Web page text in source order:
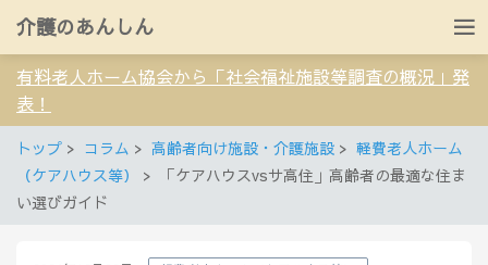
介護のあんしん
有料老人ホーム協会から「社会福祉施設等調査の概況」発
表！
トップ コラム 高齢者向け施設・介護施設
軽費老人ホーム
（ケアハウス等）
「ケアハウスvsサ高住」高齢者の最適な住ま
い選びガイド